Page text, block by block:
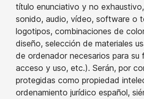
título enunciativo y no
sonido, audio, vídeo, software o
logotipos, combinaciones de
diseño, selección de materiales
de ordenador necesarios para su
acceso y uso, etc.). Serán, por
protegidas como propiedad
ordenamiento jurídico español,